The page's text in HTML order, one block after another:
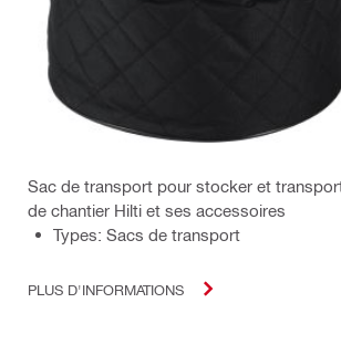
Sac de transport pour stocker et
de chantier Hilti et ses accessoires
Types: Sacs de transport
PLUS D'INFORMATIONS